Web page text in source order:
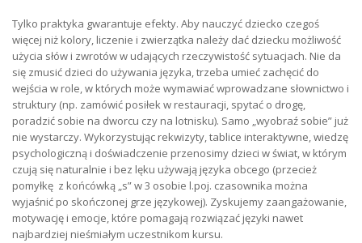
Tylko praktyka gwarantuje efekty. Aby nauczyć dziecko czegoś
więcej niż kolory, liczenie i zwierzątka należy dać dziecku możliwość
użycia słów i zwrotów w udających rzeczywistość sytuacjach. Nie da
się zmusić dzieci do używania języka, trzeba umieć zachęcić do
wejścia w role, w których może wymawiać wprowadzane słownictwo i
struktury (np. zamówić posiłek w restauracji, spytać o drogę,
poradzić sobie na dworcu czy na lotnisku). Samo „wyobraź sobie” już
nie wystarczy. Wykorzystując rekwizyty, tablice interaktywne, wiedzę
psychologiczną i doświadczenie przenosimy dzieci w świat, w którym
czują się naturalnie i bez lęku używają języka obcego (przecież
pomyłkę z końcówką „s” w 3 osobie l.poj. czasownika można
wyjaśnić po skończonej grze językowej). Zyskujemy zaangażowanie,
motywację i emocje, które pomagają rozwiązać języki nawet
najbardziej nieśmiałym uczestnikom kursu.